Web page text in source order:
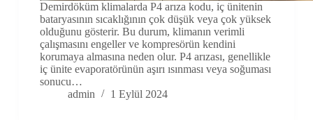
Demirdöküm klimalarda P4 arıza kodu, iç ünitenin
bataryasının sıcaklığının çok düşük veya çok yüksek
olduğunu gösterir. Bu durum, klimanın verimli
çalışmasını engeller ve kompresörün kendini
korumaya almasına neden olur. P4 arızası, genellikle
iç ünite evaporatörünün aşırı ısınması veya soğuması
sonucu…
admin
1 Eylül 2024